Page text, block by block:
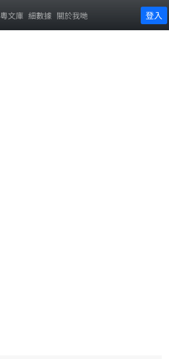
粵文庫 細數據 關於我哋 登入